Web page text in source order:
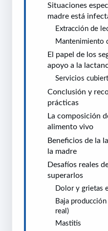
Situaciones
madre está
Extracción de
Mantenimiento
El papel de los
apoyo a la
Servicios
Conclusión y
prácticas
La composición
alimento vivo
Beneficios de la
la madre
Desafíos reales
superarlos
Dolor y grietas
Baja
real)
Mastitis